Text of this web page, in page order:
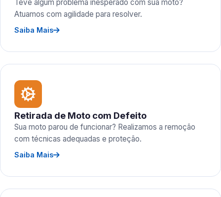
Teve algum problema inesperado com sua moto?
Atuamos com agilidade para resolver.
Saiba Mais
Retirada de Moto com Defeito
Sua moto parou de funcionar? Realizamos a remoção
com técnicas adequadas e proteção.
Saiba Mais